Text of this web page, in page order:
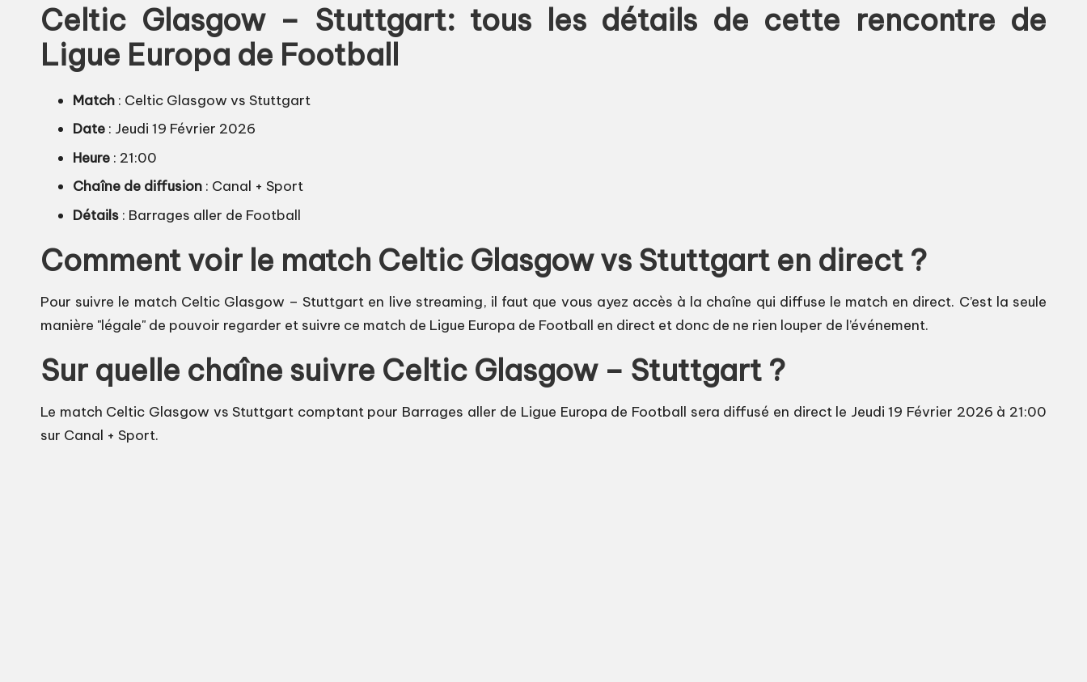
Celtic Glasgow – Stuttgart: tous les détails de cette rencontre de
Ligue Europa de Football
Match : Celtic Glasgow vs Stuttgart
Date : Jeudi 19 Février 2026
Heure : 21:00
Chaîne de diffusion : Canal + Sport
Détails : Barrages aller de Football
Comment voir le match Celtic Glasgow vs Stuttgart en direct ?
Pour suivre le match Celtic Glasgow – Stuttgart en live streaming, il faut que vous ayez accès à la chaîne qui diffuse le match en direct. C’est la seule
manière "légale" de pouvoir regarder et suivre ce match de Ligue Europa de Football en direct et donc de ne rien louper de l’événement.
Sur quelle chaîne suivre Celtic Glasgow – Stuttgart ?
Le match Celtic Glasgow vs Stuttgart comptant pour Barrages aller de Ligue Europa de Football sera diffusé en direct le Jeudi 19 Février 2026 à 21:00
sur Canal + Sport.